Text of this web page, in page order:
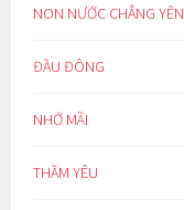
NON NƯỚC CHẲNG YÊN
ĐẦU ĐÔNG
NHỚ MÃI
THẦM YÊU